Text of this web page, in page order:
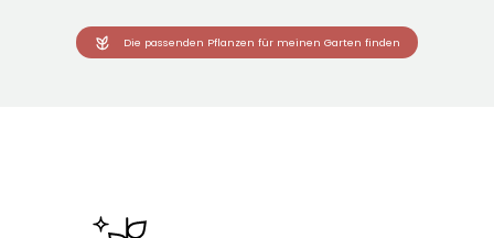
Die passenden Pflanzen für meinen Garten finden